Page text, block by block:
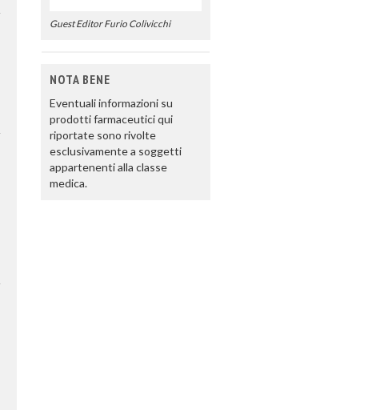
Guest Editor Furio Colivicchi
NOTA BENE
Eventuali informazioni su
prodotti farmaceutici qui
riportate sono rivolte
esclusivamente a soggetti
appartenenti alla classe
medica.